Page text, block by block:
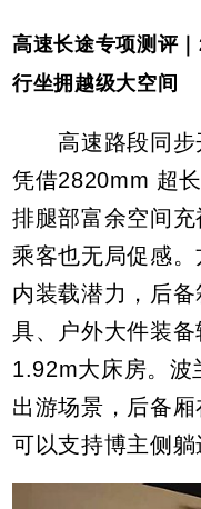
高速长途专项测评
行坐拥越级大空间
高速路段同步
凭借2820mm 超
排腿部富余空间
乘客也无局促感
内装载潜力，后
具、户外大件装
1.92m大床房。波
出游场景，后备
可以支持博主侧躺